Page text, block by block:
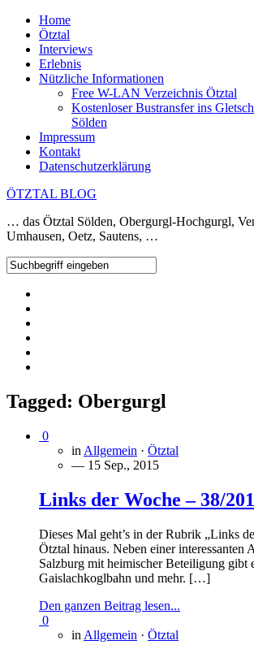
Home
Ötztal
Interviews
Erlebnis
Nützliche Informationen
Free W-LAN Verzeichnis Ötztal
Kostenloser Bustransfer ins
Sölden
Impressum
Kontakt
Datenschutzerklärung
ÖTZTAL BLOG
… das Ötztal Sölden, Obergurgl-Hochgurgl,
Umhausen, Oetz, Sautens, …
Tagged: Obergurgl
0
in Allgemein · Ötztal
— 15 Sep., 2015
Links der Woche – 38/
Dieses Mal geht’s in der Rubrik „Links
Ötztal hinaus. Neben einer interessanten
Salzburg mit heimischer Beteiligung gibt
Gaislachkoglbahn und mehr. […]
Den ganzen Beitrag lesen...
0
in Allgemein · Ötztal